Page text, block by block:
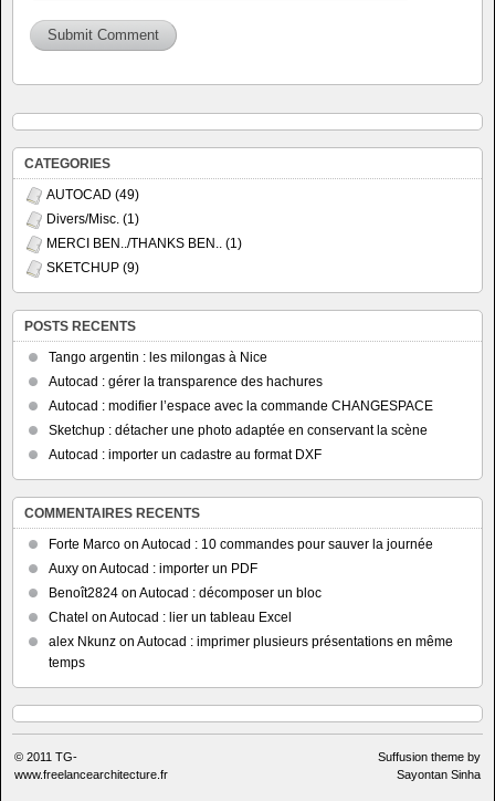
CATEGORIES
AUTOCAD (49)
Divers/Misc. (1)
MERCI BEN../THANKS BEN.. (1)
SKETCHUP (9)
POSTS RECENTS
Tango argentin : les milongas à Nice
Autocad : gérer la transparence des hachures
Autocad : modifier l’espace avec la commande CHANGESPACE
Sketchup : détacher une photo adaptée en conservant la scène
Autocad : importer un cadastre au format DXF
COMMENTAIRES RECENTS
Forte Marco on Autocad : 10 commandes pour sauver la journée
Auxy on Autocad : importer un PDF
Benoît2824 on Autocad : décomposer un bloc
Chatel on Autocad : lier un tableau Excel
alex Nkunz on Autocad : imprimer plusieurs présentations en même
temps
© 2011 TG-
www.freelancearchitecture.fr
Suffusion theme by
Sayontan Sinha